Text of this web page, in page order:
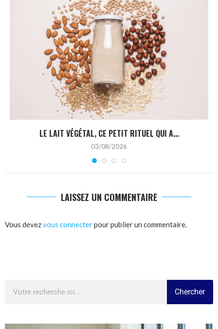
LE LAIT VÉGÉTAL, CE PETIT RITUEL QUI A...
03/08/2026
LAISSEZ UN COMMENTAIRE
Vous devezvous connecterpour publier un commentaire.
Chercher